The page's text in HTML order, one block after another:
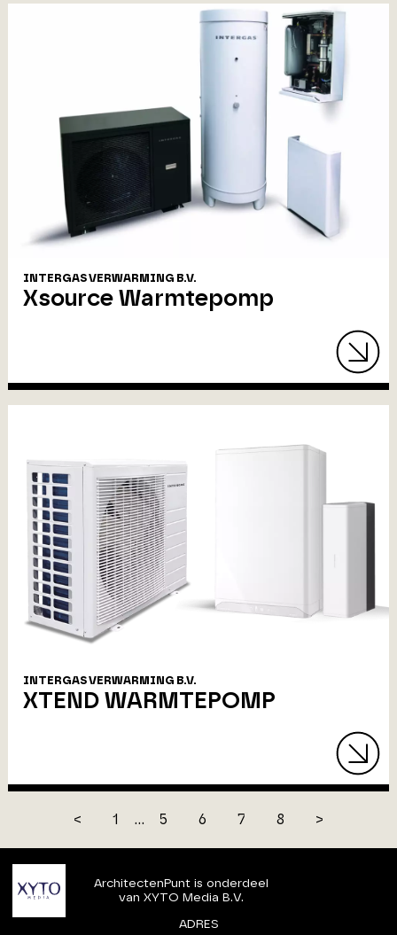
INTERGAS VERWARMING B.V.
Xsource Warmtepomp
INTERGAS VERWARMING B.V.
XTEND WARMTEPOMP
< 1 ... 5 6 7 8 >
ArchitectenPunt is onderdeel
van XYTO Media B.V.
ADRES